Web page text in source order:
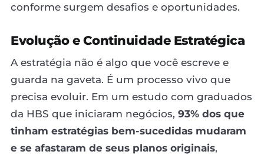
conforme surgem desafios e oportunidades.
Evolução e Continuidade Estratégica
A estratégia não é algo que você escreve e
guarda na gaveta. É um processo vivo que
precisa evoluir. Em um estudo com graduados
da HBS que iniciaram negócios, 93% dos que
tinham estratégias bem-sucedidas mudaram
e se afastaram de seus planos originais,